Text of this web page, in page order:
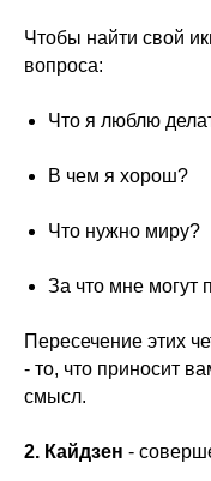
Чтобы найти свой
вопроса:
Что я люблю
В чем я хорош?
Что нужно миру?
За что мне могут
Пересечение этих
- то, что приносит
смысл.
2. Кайдзен -